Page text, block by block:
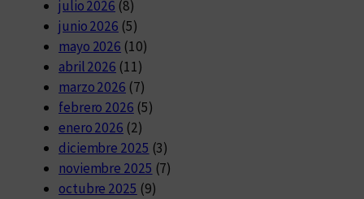
julio 2026 (8)
junio 2026 (5)
mayo 2026 (10)
abril 2026 (11)
marzo 2026 (7)
febrero 2026 (5)
enero 2026 (2)
diciembre 2025 (3)
noviembre 2025 (7)
octubre 2025 (9)